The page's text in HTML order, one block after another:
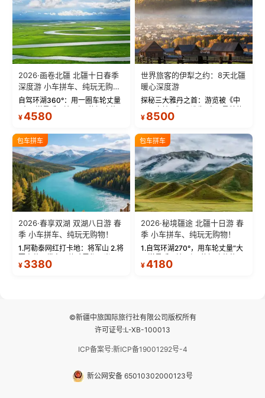
2026·画卷北疆 北疆十日春季
深度游 小车拼车、纯玩无购
物！
自驾环湖360°：用一圈车轮丈量
蓝。 赛湖旅拍：甄选多款风格服
绝美瞬间。 赛湖坦克300跟车视
频：专业摄影师...
¥4580
世界旅客的伊犁之约：8天北疆
暖心深度游
探秘三大雅丹之首：游览被《中
三大雅丹”第一名的克拉玛依魔鬼
瓦人最大村落——禾木村，欣赏
晨雾与小木...
¥ 8500
包车拼车
2026·春享双湖 双湖八日游 春
季 小车拼车、纯玩无购物！
1.阿勒泰网红打卡地：将军山 2.将
军山落日缆车，体验雪都风光 3.
将军山，夕阳派对，蹦迪party 4.
¥ 3380
包车拼车
2026·秘境疆途 北疆十日游 春
季 小车拼车、纯玩无购物！
1.自驾环湖270°，用车轮丈量“大
西洋最后一滴眼泪”的极致蔚蓝，
让雪山、花海与深邃湖水在转弯
¥4180
©新疆中旅国际旅行社有限公司版权所有
许可证号:L-XB-100013
ICP备案号:新ICP备19001292号-4
新公网安备 65010302000123号